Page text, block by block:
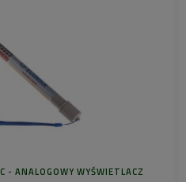
- ANALOGOWY WYŚWIETLACZ